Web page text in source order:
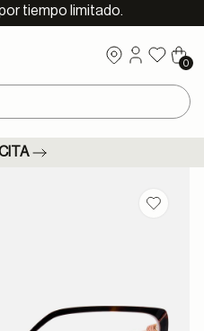
tiempo limitado.
0